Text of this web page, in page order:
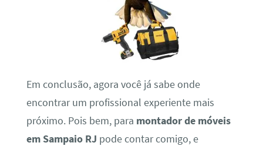
Em conclusão, agora você já sabe onde
encontrar um profissional experiente mais
próximo. Pois bem, para montador de móveis
em Sampaio RJ pode contar comigo, e